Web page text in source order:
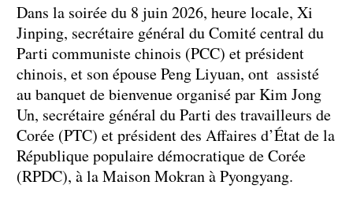
Dans la soirée du 8 juin 2026, heure locale, Xi
Jinping, secrétaire général du Comité central du
Parti communiste chinois (PCC) et président
chinois, et son épouse Peng Liyuan, ont assisté
au banquet de bienvenue organisé par Kim Jong
Un, secrétaire général du Parti des travailleurs de
Corée (PTC) et président des Affaires d’État de la
République populaire démocratique de Corée
(RPDC), à la Maison Mokran à Pyongyang.